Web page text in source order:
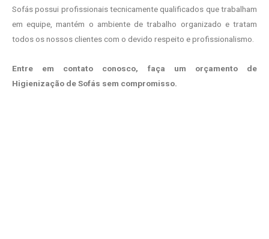
Sofás possui profissionais tecnicamente qualificados que trabalham
em equipe, mantém o ambiente de trabalho organizado e tratam
todos os nossos clientes com o devido respeito e profissionalismo.
Entre em contato conosco, faça um orçamento de
Higienização de Sofás sem compromisso.